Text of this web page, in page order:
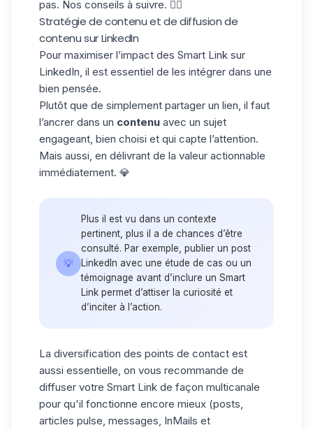
pas. Nos conseils à suivre. 👇🏼
Stratégie de contenu et de diffusion de
contenu sur LinkedIn
Pour maximiser l’impact des Smart Link sur
LinkedIn, il est essentiel de les intégrer dans une
bien pensée.
Plutôt que de simplement partager un lien, il faut
l’ancrer dans un contenu avec un sujet
engageant, bien choisi et qui capte l’attention.
Mais aussi, en délivrant de la valeur actionnable
immédiatement. 💎
💡
Plus il est vu dans un contexte
pertinent, plus il a de chances d’être
consulté. Par exemple, publier un post
LinkedIn avec une étude de cas ou un
témoignage avant d’inclure un Smart
Link permet d’attiser la curiosité et
d’inciter à l’action.
La diversification des points de contact est
aussi essentielle, on vous recommande de
diffuser votre Smart Link de façon multicanale
pour qu'il fonctionne encore mieux (posts,
articles pulse, messages, InMails et